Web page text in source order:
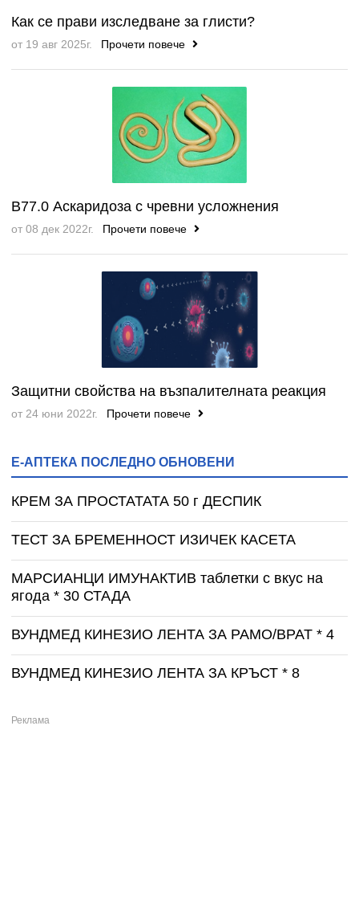
Как се прави изследване за глисти?
от 19 авг 2025г. Прочети повече
B77.0 Аскаридоза с чревни усложнения
от 08 дек 2022г. Прочети повече
Защитни свойства на възпалителната реакция
от 24 юни 2022г. Прочети повече
Е-АПТЕКА ПОСЛЕДНО ОБНОВЕНИ
КРЕМ ЗА ПРОСТАТАТА 50 г ДЕСПИК
ТЕСТ ЗА БРЕМЕННОСТ ИЗИЧЕК КАСЕТА
МАРСИАНЦИ ИМУНАКТИВ таблетки с вкус на
ягода * 30 СТАДА
ВУНДМЕД КИНЕЗИО ЛЕНТА ЗА РАМО/ВРАТ * 4
ВУНДМЕД КИНЕЗИО ЛЕНТА ЗА КРЪСТ * 8